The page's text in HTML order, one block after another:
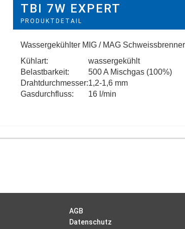
TBI 7W EXPERT
PRODUKTDETAIL
Wassergekühlter MIG / MAG Schweissbrenner
Kühlart:
wassergekühlt
Belastbarkeit:
500 A Mischgas (100%)
Drahtdurchmesser:1,2-1,6 mm
Gasdurchfluss:
16 l/min
AGB
Datenschutz